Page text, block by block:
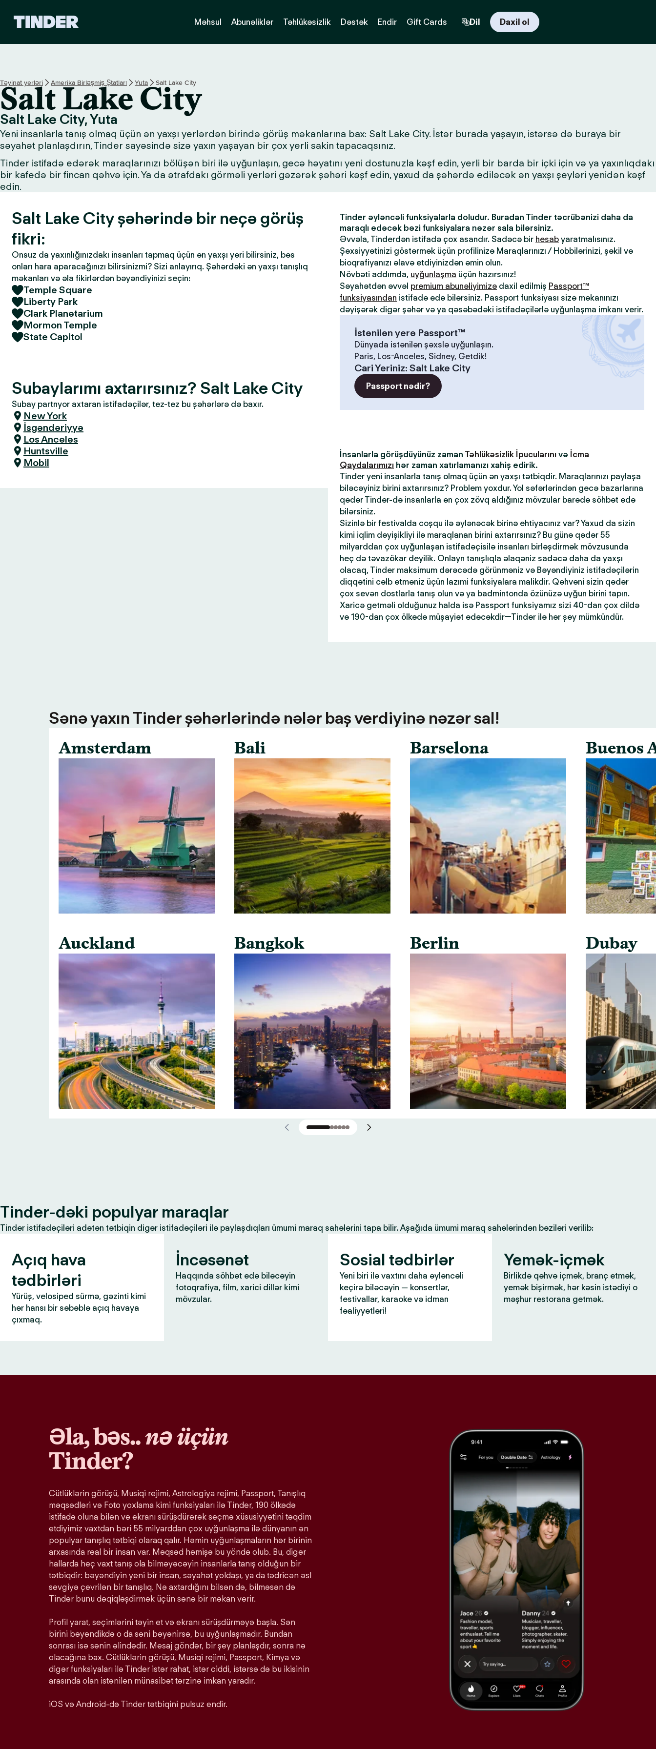
H
m
Məhsul Abunəliklər Təhlükəsizlik Dəstək Endir Gift Cards Dil Daxil ol
Təyinat yerləri Amerika Birləşmiş Ştatları Yuta Salt Lake City
Salt Lake City
Salt Lake City, Yuta
Yeni insanlarla tanış olmaq üçün ən yaxşı yerlərdən birində görüş məkanlarına bax: Salt Lake City. İstər burada yaşayın, istərsə də buraya bir
səyahət planlaşdırın, Tinder sayəsində sizə yaxın yaşayan bir çox yerli sakin tapacaqsınız.
Tinder istifadə edərək maraqlarınızı bölüşən biri ilə uyğunlaşın, gecə həyatını yeni dostunuzla kəşf edin, yerli bir barda bir içki için və ya yaxınlıqdakı
bir kafedə bir fincan qəhvə için. Ya da ətrafdakı görməli yerləri gəzərək şəhəri kəşf edin, yaxud da şəhərdə ediləcək ən yaxşı şeyləri yenidən kəşf
edin.
Salt Lake City şəhərində bir neçə görüş
fikri:
Onsuz da yaxınlığınızdakı insanları tapmaq üçün ən yaxşı yeri bilirsiniz, bəs
onları hara aparacağınızı bilirsinizmi? Sizi anlayırıq. Şəhərdəki ən yaxşı tanışlıq
məkanları və əla fikirlərdən bəyəndiyinizi seçin:
Temple Square
Liberty Park
Clark Planetarium
Mormon Temple
State Capitol
Subaylarımı axtarırsınız? Salt Lake City
Subay partnyor axtaran istifadəçilər, tez-tez bu şəhərlərə də baxır.
New York
İsgəndəriyyə
Los Anceles
Huntsville
Mobil
Tinder əyləncəli funksiyalarla doludur. Buradan Tinder təcrübənizi daha da
maraqlı edəcək bəzi funksiyalara nəzər sala bilərsiniz.
Əvvəla, Tinderdən istifadə çox asandır. Sadəcə bir hesab yaratmalısınız.
Şəxsiyyətinizi göstərmək üçün profilinizə Maraqlarınızı / Hobbilərinizi, şəkil və
bioqrafiyanızı əlavə etdiyinizdən əmin olun.
Növbəti addımda, uyğunlaşma üçün hazırsınız!
Səyahətdən əvvəl premium abunəliyimizə daxil edilmiş Passport™
funksiyasından istifadə edə bilərsiniz. Passport funksiyası sizə məkanınızı
dəyişərək digər şəhər və ya qəsəbədəki istifadəçilərlə uyğunlaşma imkanı verir.
İstənilən yerə Passport™
Dünyada istənilən şəxslə uyğunlaşın.
Paris, Los-Anceles, Sidney, Getdik!
Cari Yeriniz: Salt Lake City
Passport nədir?
İnsanlarla görüşdüyünüz zaman Təhlükəsizlik İpucularını və İcma
Qaydalarımızı hər zaman xatırlamanızı xahiş edirik.
Tinder yeni insanlarla tanış olmaq üçün ən yaxşı tətbiqdir. Maraqlarınızı paylaşa
biləcəyiniz birini axtarırsınız? Problem yoxdur. Yol səfərlərindən gecə bazarlarına
qədər Tinder-də insanlarla ən çox zövq aldığınız mövzular barədə söhbət edə
bilərsiniz.
Sizinlə bir festivalda coşqu ilə əylənəcək birinə ehtiyacınız var? Yaxud da sizin
kimi iqlim dəyişikliyi ilə maraqlanan birini axtarırsınız? Bu günə qədər 55
milyarddan çox uyğunlaşan istifadəçisilə insanları birləşdirmək mövzusunda
heç də təvazökar deyilik. Onlayn tanışlıqla əlaqəniz sadəcə daha da yaxşı
olacaq, Tinder maksimum dərəcədə görünməniz və Bəyəndiyiniz istifadəçilərin
diqqətini cəlb etməniz üçün lazımi funksiyalara malikdir. Qəhvəni sizin qədər
çox sevən dostlarla tanış olun və ya badmintonda özünüzə uyğun birini tapın.
Xaricə getməli olduğunuz halda isə Passport funksiyamız sizi 40-dan çox dildə
və 190-dan çox ölkədə müşayiət edəcəkdir—Tinder ilə hər şey mümkündür.
Sənə yaxın Tinder şəhərlərində nələr baş verdiyinə nəzər sal!
Amsterdam
Auckland
Bali
Bangkok
Barselona
Berlin
Buenos
Dubay
Tinder-dəki populyar maraqlar
Tinder istifadəçiləri adətən tətbiqin digər istifadəçiləri ilə paylaşdıqları ümumi maraq sahələrini tapa bilir. Aşağıda ümumi maraq sahələrindən bəziləri verilib:
Açıq hava
tədbirləri
Yürüş, velosiped sürmə, gəzinti kimi
hər hansı bir səbəblə açıq havaya
çıxmaq.
İncəsənət
Haqqında söhbət edə biləcəyin
fotoqrafiya, film, xarici dillər kimi
mövzular.
Sosial tədbirlər
Yeni biri ilə vaxtını daha əyləncəli
keçirə biləcəyin — konsertlər,
festivallar, karaoke və idman
fəaliyyətləri!
Yemək-içmək
Birlikdə qəhvə içmək, branç etmək,
yemək bişirmək, hər kəsin istədiyi o
məşhur restorana getmək.
Əla, bəs..nə üçün
Tinder?
Cütlüklərin görüşü, Musiqi rejimi, Astrologiya rejimi, Passport, Tanışlıq
məqsədləri və Foto yoxlama kimi funksiyaları ilə Tinder, 190 ölkədə
istifadə oluna bilən və ekranı sürüşdürərək seçmə xüsusiyyətini təqdim
etdiyimiz vaxtdan bəri 55 milyarddan çox uyğunlaşma ilə dünyanın ən
populyar tanışlıq tətbiqi olaraq qalır. Həmin uyğunlaşmaların hər birinin
arxasında real bir insan var. Məqsəd həmişə bu yöndə olub. Bu, digər
hallarda heç vaxt tanış ola bilməyəcəyin insanlarla tanış olduğun bir
tətbiqdir: bəyəndiyin yeni bir insan, səyahət yoldaşı, ya da tədricən əsl
sevgiyə çevrilən bir tanışlıq. Nə axtardığını bilsən də, bilməsən də
Tinder bunu dəqiqləşdirmək üçün sənə bir məkan verir.
Profil yarat, seçimlərini təyin et və ekranı sürüşdürməyə başla. Sən
birini bəyəndikdə o da səni bəyənirsə, bu uyğunlaşmadır. Bundan
sonrası isə sənin əlindədir. Mesaj göndər, bir şey planlaşdır, sonra nə
olacağına bax. Cütlüklərin görüşü, Musiqi rejimi, Passport, Kimya və
digər funksiyaları ilə Tinder istər rahat, istər ciddi, istərsə də bu ikisinin
arasında olan istənilən münasibət tərzinə imkan yaradır.
iOS və Android-də Tinder tətbiqini pulsuz endir.